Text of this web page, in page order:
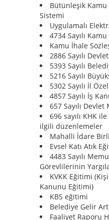
Bütünleşik
Sistemi
Uygulamalı
4734 Sayılı
Kamu İhale
2886 Sayılı
5393 Sayılı
5216 Sayılı
5302 Sayılı İl
4857 Sayılı İş
657 Sayılı
696 sayılı KHK
ilgili düzenlemeler
Mahalli İdare
Evsel Katı Atık
4483 Sayılı
Görevlilerinin
KVKK Eğitimi
Kanunu Eğitimi)
KBS eğitimi
Belediye Gelir
Faaliyet Raporu